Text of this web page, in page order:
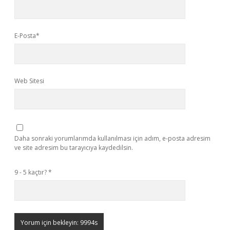
E-Posta*
Web Sitesi
Daha sonraki yorumlarımda kullanılması için adım, e-posta adresim
ve site adresim bu tarayıcıya kaydedilsin.
9 - 5 kaçtır?*